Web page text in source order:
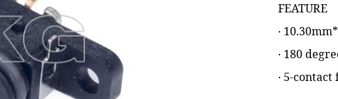
FEATURE
‧
‧ 180
‧ 5-